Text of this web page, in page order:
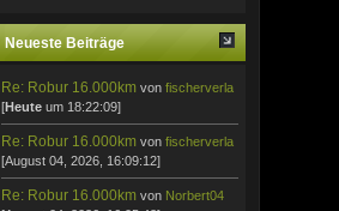
Neueste Beiträge
Re: Robur 16.000km vonfischerverla
[Heute um 18:22:09]
Re: Robur 16.000km vonfischerverla
[August 04, 2026, 16:09:12]
Re: Robur 16.000km von Norbert04